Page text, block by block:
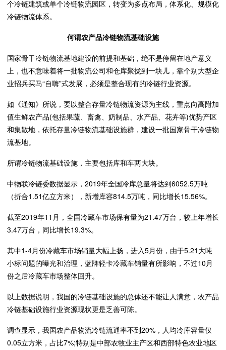
个冷链建筑或单个冷链物流园区，转变为多点布局，体系化、规模化
冷链物流体系。
何谓农产品冷链物流基础设施
国家骨干冷链物流基地建设的前提和基础，绝不是停留在地产意义
上，也不意味着将一批物流公司和仓库聚拢到一块儿，靠个别大型企
业招兵买马“自嗨”式发展，必须是整合现有的冷链行业资源。
如《通知》所说，要以整合存量冷链物流资源为主线，重点向高附加
值生鲜农产品(包括果蔬、畜禽、奶制品、水产品、花卉等)优势产区
和集散地，依托存量冷链物流基础设施群，建设一批国家骨干冷链物
流基地。
所谓冷链物流基础设施，主要包括库和车两大块。
中物联冷链委数据显示，2019年全国冷库总量将达到6052.5万吨
（折合1.51亿立方米），新增库容814.5万吨，同比增长15.56%。
截至2019年11月，全国冷藏车市场保有量为21.47万台，较上年增长
3.47万台，同比增长19.3%。
其中1-4月份冷藏车市场销量大幅上扬，进入5月份，由于5.21大吨
小标问题的曝光和治理，蓝牌轻卡冷藏车销量有所影响，不过10月
份之后冷藏车市场整体回升。
以上数据说明，我国的冷链基础设施的总体还不能让人满意，农产品
冷链基础设施行业资源现状更是乏善可陈。
调查显示，我国农产品物流冷链流通率不到20%，人均冷库容量仅
0.05立方米，占比7%;特别是中部农牧业主产区和西部特色农业地区